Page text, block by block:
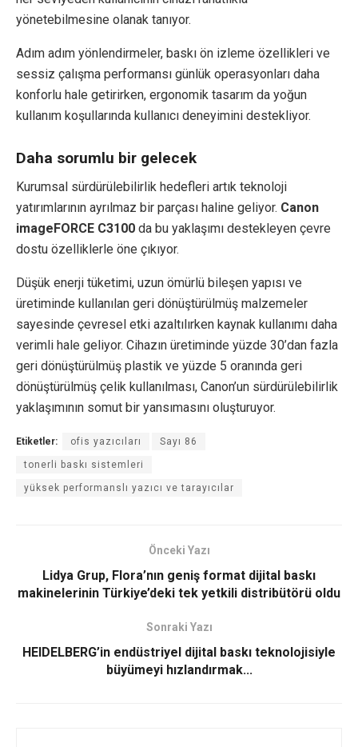
yönetebilmesine olanak tanıyor.
Adım adım yönlendirmeler, baskı ön izleme özellikleri ve
sessiz çalışma performansı günlük operasyonları daha
konforlu hale getirirken, ergonomik tasarım da yoğun
kullanım koşullarında kullanıcı deneyimini destekliyor.
Daha sorumlu bir gelecek
Kurumsal sürdürülebilirlik hedefleri artık teknoloji
yatırımlarının ayrılmaz bir parçası haline geliyor. Canon
imageFORCE C3100 da bu yaklaşımı destekleyen çevre
dostu özelliklerle öne çıkıyor.
Düşük enerji tüketimi, uzun ömürlü bileşen yapısı ve
üretiminde kullanılan geri dönüştürülmüş malzemeler
sayesinde çevresel etki azaltılırken kaynak kullanımı daha
verimli hale geliyor. Cihazın üretiminde yüzde 30’dan fazla
geri dönüştürülmüş plastik ve yüzde 5 oranında geri
dönüştürülmüş çelik kullanılması, Canon’un sürdürülebilirlik
yaklaşımının somut bir yansımasını oluşturuyor.
Etiketler: ofis yazıcıları Sayı 86
tonerli baskı sistemleri
yüksek performanslı yazıcı ve tarayıcılar
Önceki Yazı
Lidya Grup, Flora’nın geniş format dijital baskı
makinelerinin Türkiye’deki tek yetkili distribütörü oldu
Sonraki Yazı
HEIDELBERG’in endüstriyel dijital baskı teknolojisiyle
büyümeyi hızlandırmak...